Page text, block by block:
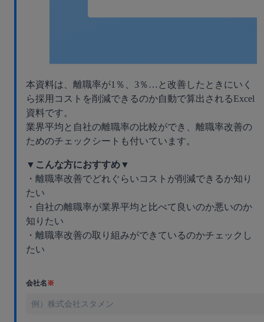
本資料は、離職率が1％、3％…と改善したときにいく
ら採用コストを削減できるのか自動で算出されるExcel
資料です。
業界平均と自社の離職率の比較ができ、離職率改善の
ためのチェックシートも付いています。
▼こんな方におすすめ▼
・離職率改善でどれぐらいコストが削減できるか知り
たい
・自社の離職率が業界平均と比べて良いのか悪いのか
知りたい
・離職率改善の取り組みができているのかチェックし
たい
会社名※